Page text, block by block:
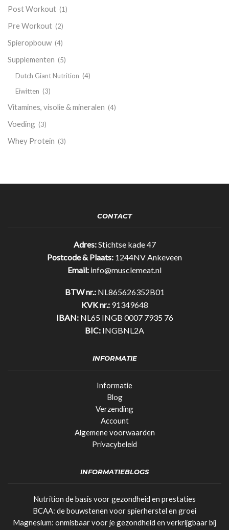
Post Workout (1)
Pre Workout (2)
Spieropbouw (4)
Supplementen (5)
Dutch Giant Nutrition (4)
Eiwitten (3)
Vitamines, visolie & mineralen (4)
Voeding (3)
Whey Protein (3)
CONTACT
Adres:Stichtse kade 47
Postcode & Plaats: 1244NV Ankeveen
Email: info@musclemeat.nl
BTW nr.:NL865626352B01
KVK nr.:91349648
IBAN:NL65 INGB 0007 7935 76
BIC: INGBNL2A
INFORMATIE
Informatie
Blog
Verzending
Account
Algemene voorwaarden
Privacybeleid
INFORMATIEBLOGS
Nutrition de basis voor gezondheid en prestaties
BCAA: de bouwstenen voor spierherstel en groei
Magnesium: onmisbaar voor je gezondheid en verkrijgbaar bij